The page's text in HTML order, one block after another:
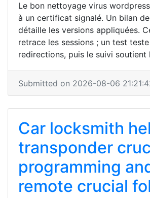
Le bon nettoyage virus
à un certificat signalé. Un bilan
détaille les versions appliquées.
retrace les sessions ; un test
redirections, puis le suivi soutient
Submitted on 2026-08-06
Car locksmith
transponder
programming
remote crucial